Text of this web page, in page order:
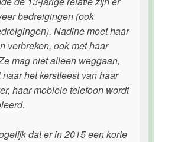
bedreigingen (ook
Nadine moet haar
verbreken, ook met haar
mag niet alleen weggaan,
het kerstfeest van haar
haar mobiele telefoon wordt
dat er in 2015 een korte